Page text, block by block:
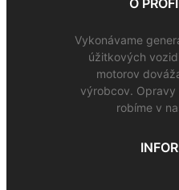
Vykonávame
úžitkových
motorov
výrobcov. Opravy
robíme v